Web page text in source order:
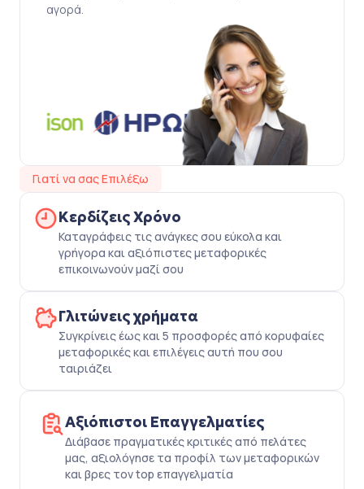
αγορά.
Γιατί να σας Επιλέξω
Κερδίζεις Χρόνο
Καταγράφεις τις ανάγκες σου εύκολα και
γρήγορα και αξιόπιστες μεταφορικές
επικοινωνούν μαζί σου
Γλιτώνεις χρήματα
Συγκρίνεις έως και 5 προσφορές από κορυφαίες
μεταφορικές και επιλέγεις αυτή που σου
ταιριάζει
Αξιόπιστοι Επαγγελματίες
Διάβασε πραγματικές κριτικές από πελάτες
μας, αξιολόγησε τα προφίλ των μεταφορικών
και βρες τον top επαγγελματία